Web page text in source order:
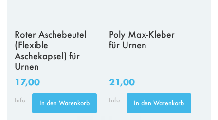
Roter Aschebeutel
(Flexible
Aschekapsel) für
Urnen
17,00
Info In den Warenkorb
Poly Max-Kleber
für Urnen
21,00
Info In den Warenkorb